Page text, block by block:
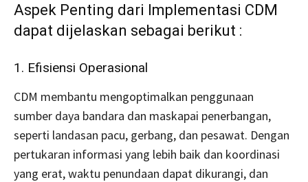
Aspek Penting dari Implementasi CDM
dapat dijelaskan sebagai berikut :
1. Efisiensi Operasional
CDM membantu mengoptimalkan penggunaan
sumber daya bandara dan maskapai penerbangan,
seperti landasan pacu, gerbang, dan pesawat. Dengan
pertukaran informasi yang lebih baik dan koordinasi
yang erat, waktu penundaan dapat dikurangi, dan